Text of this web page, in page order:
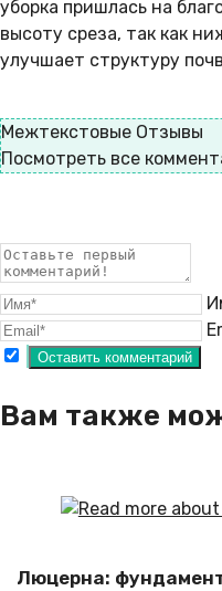
уборка пришлась на
высоту среза, так как
улучшает структуру
Межтекстовые Отзывы
Посмотреть все
Вам также
Люцерна: